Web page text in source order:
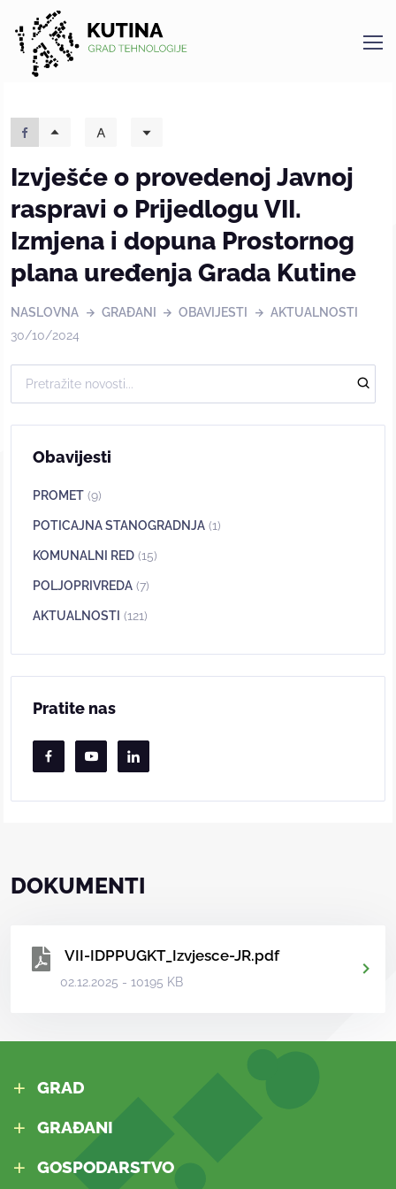
Kutina
Izvješće o provedenoj Javnoj
raspravi o Prijedlogu VII.
Izmjena i dopuna Prostornog
plana uređenja Grada Kutine
NASLOVNA GRAĐANI OBAVIJESTI
AKTUALNOSTI
30/10/2024
Obavijesti
PROMET (9)
POTICAJNA STANOGRADNJA (1)
KOMUNALNI RED (15)
POLJOPRIVREDA (7)
AKTUALNOSTI (121)
Pratite nas
DOKUMENTI
VII-IDPPUGKT_Izvjesce-JR.pdf
02.12.2025 - 10195 KB
GRAD
GRAĐANI
GOSPODARSTVO